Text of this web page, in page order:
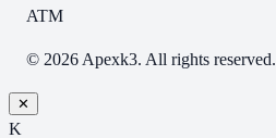
ATM
© 2026 Apexk3. All rights reserved.
✕
K